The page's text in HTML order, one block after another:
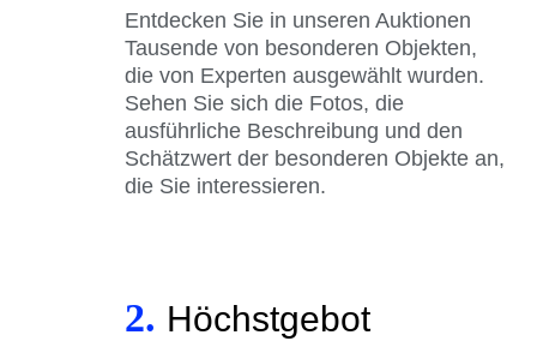
Entdecken Sie in unseren Auktionen
Tausende von besonderen Objekten,
die von Experten ausgewählt wurden.
Sehen Sie sich die Fotos, die
ausführliche Beschreibung und den
Schätzwert der besonderen Objekte an,
die Sie interessieren.
2. Höchstgebot